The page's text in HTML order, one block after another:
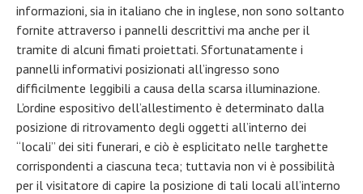
informazioni, sia in italiano che in inglese, non sono soltanto
fornite attraverso i pannelli descrittivi ma anche per il
tramite di alcuni fimati proiettati. Sfortunatamente i
pannelli informativi posizionati all’ingresso sono
difficilmente leggibili a causa della scarsa illuminazione.
L’ordine espositivo dell’allestimento è determinato dalla
posizione di ritrovamento degli oggetti all’interno dei
“locali” dei siti funerari, e ciò è esplicitato nelle targhette
corrispondenti a ciascuna teca; tuttavia non vi è possibilità
per il visitatore di capire la posizione di tali locali all’interno